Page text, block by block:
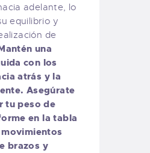
adelante, lo
equilibrio y
de
una
con los
atrás y la
Asegúrate
tu peso de
en la tabla
brazos y